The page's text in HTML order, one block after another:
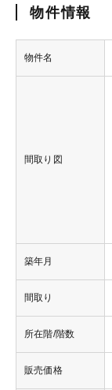
物件情報
物件名
間取り図
築年月
間取り
所在階/階数
販売価格